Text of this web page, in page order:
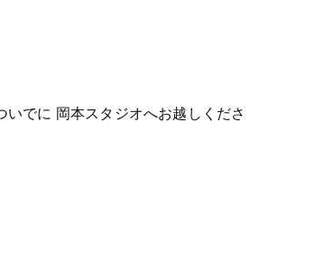
でに 岡本スタジオへお越しくださ